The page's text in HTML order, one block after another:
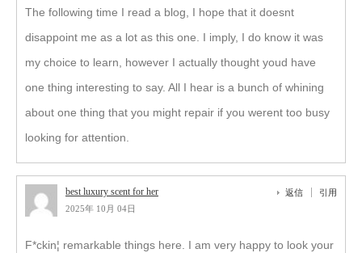
The following time I read a blog, I hope that it doesnt
disappoint me as a lot as this one. I imply, I do know it was
my choice to learn, however I actually thought youd have
one thing interesting to say. All I hear is a bunch of whining
about one thing that you might repair if you werent too busy
looking for attention.
best luxury scent for her
2025年 10月 04日
返信 引用
F*ckin¦ remarkable things here. I am very happy to look your